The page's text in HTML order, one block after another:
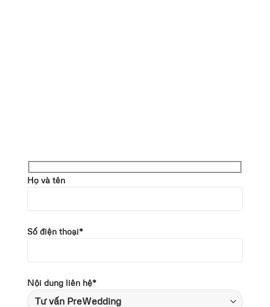
Họ và tên
Số điện thoại*
Nội dung liên hệ*